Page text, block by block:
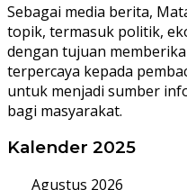
Sebagai media berita,
topik, termasuk politik,
dengan tujuan
terpercaya kepada
untuk menjadi sumber
bagi masyarakat.
Kalender 2025
Agustus 2026